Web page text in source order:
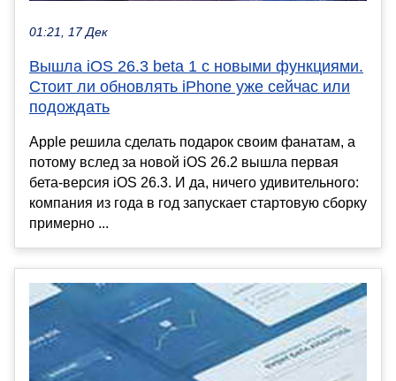
01:21, 17 Дек
Вышла iOS 26.3 beta 1 с новыми функциями.
Стоит ли обновлять iPhone уже сейчас или
подождать
Apple решила сделать подарок своим фанатам, а
потому вслед за новой iOS 26.2 вышла первая
бета-версия iOS 26.3. И да, ничего удивительного:
компания из года в год запускает стартовую сборку
примерно ...